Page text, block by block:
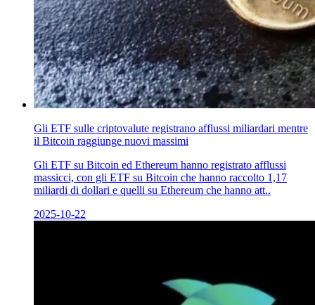
Gli ETF sulle criptovalute registrano afflussi miliardari mentre
il Bitcoin raggiunge nuovi massimi
Gli ETF su Bitcoin ed Ethereum hanno registrato afflussi
massicci, con gli ETF su Bitcoin che hanno raccolto 1,17
miliardi di dollari e quelli su Ethereum che hanno att..
2025-10-22